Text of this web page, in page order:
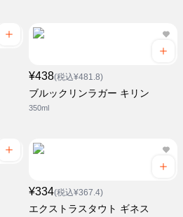
¥438(税込¥481.8)
ブルックリンラガー キリン
350ml
¥334(税込¥367.4)
エクストラスタウト ギネス